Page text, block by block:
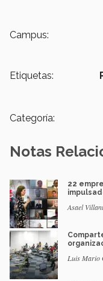
Campus:
Etiquetas:
Categoría:
Notas
22
Asael
Luis Mario